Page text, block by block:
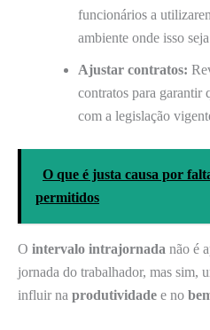
funcionários a
ambiente onde isso
Ajustar contratos:
contratos para garantir
com a legislação
O que é justa causa por
permitidos
O intervalo intrajornada não é
jornada do trabalhador, mas sim,
influir na produtividade e no